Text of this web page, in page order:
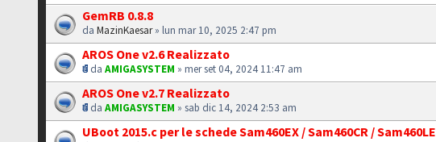
GemRB 0.8.8
daMazinKaesar» lun mar 10, 2025 2:47 pm
AROS One v2.6 Realizzato
daAMIGASYSTEM » mer set 04, 2024 11:47 am
AROS One v2.7 Realizzato
daAMIGASYSTEM » sab dic 14, 2024 2:53 am
UBoot 2015.c per le schede Sam460EX / Sam460CR / Sam460LE